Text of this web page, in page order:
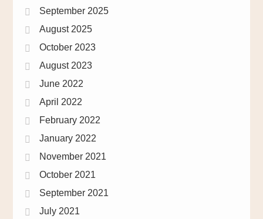
September 2025
August 2025
October 2023
August 2023
June 2022
April 2022
February 2022
January 2022
November 2021
October 2021
September 2021
July 2021